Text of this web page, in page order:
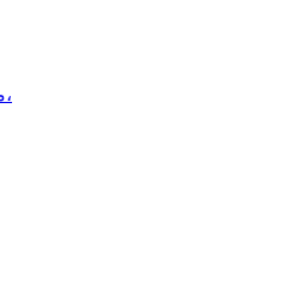
مسجد سيدي بن عيسى - قليبية،